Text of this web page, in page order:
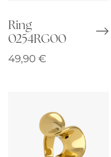
Ring
0254RG00
49,90 €